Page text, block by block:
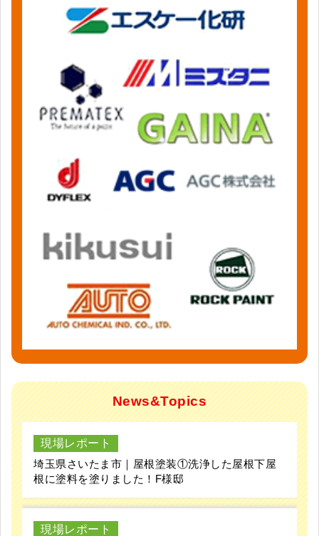
News&Topics
現場レポート
埼玉県さいたま市｜屋根塗装①洗浄した屋根下屋
根に塗料を塗りました！F様邸
現場レポート